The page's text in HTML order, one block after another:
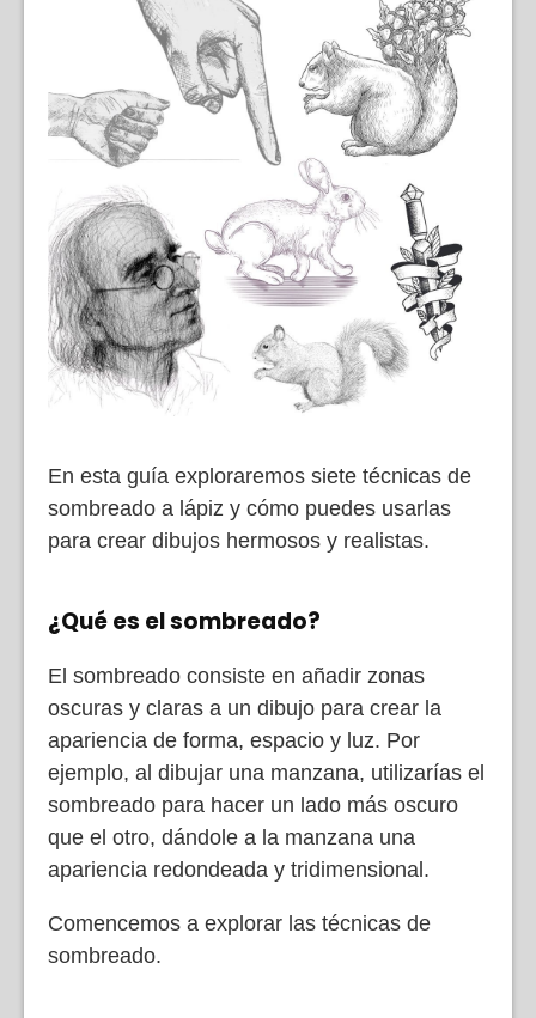
En esta guía exploraremos siete técnicas de
sombreado a lápiz y cómo puedes usarlas
para crear dibujos hermosos y realistas.
¿Qué es el sombreado?
El sombreado consiste en añadir zonas
oscuras y claras a un dibujo para crear la
apariencia de forma, espacio y luz. Por
ejemplo, al dibujar una manzana, utilizarías el
sombreado para hacer un lado más oscuro
que el otro, dándole a la manzana una
apariencia redondeada y tridimensional.
Comencemos a explorar las técnicas de
sombreado.